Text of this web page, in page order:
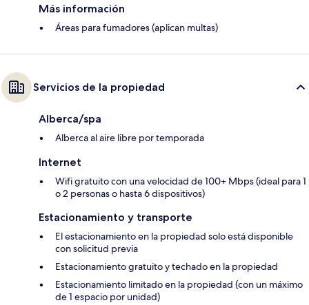
Más información
Áreas para fumadores (aplican multas)
Servicios de la propiedad
Alberca/spa
Alberca al aire libre por temporada
Internet
Wifi gratuito con una velocidad de 100+ Mbps (ideal para 1
o 2 personas o hasta 6 dispositivos)
Estacionamiento y transporte
El estacionamiento en la propiedad solo está disponible
con solicitud previa
Estacionamiento gratuito y techado en la propiedad
Estacionamiento limitado en la propiedad (con un máximo
de 1 espacio por unidad)